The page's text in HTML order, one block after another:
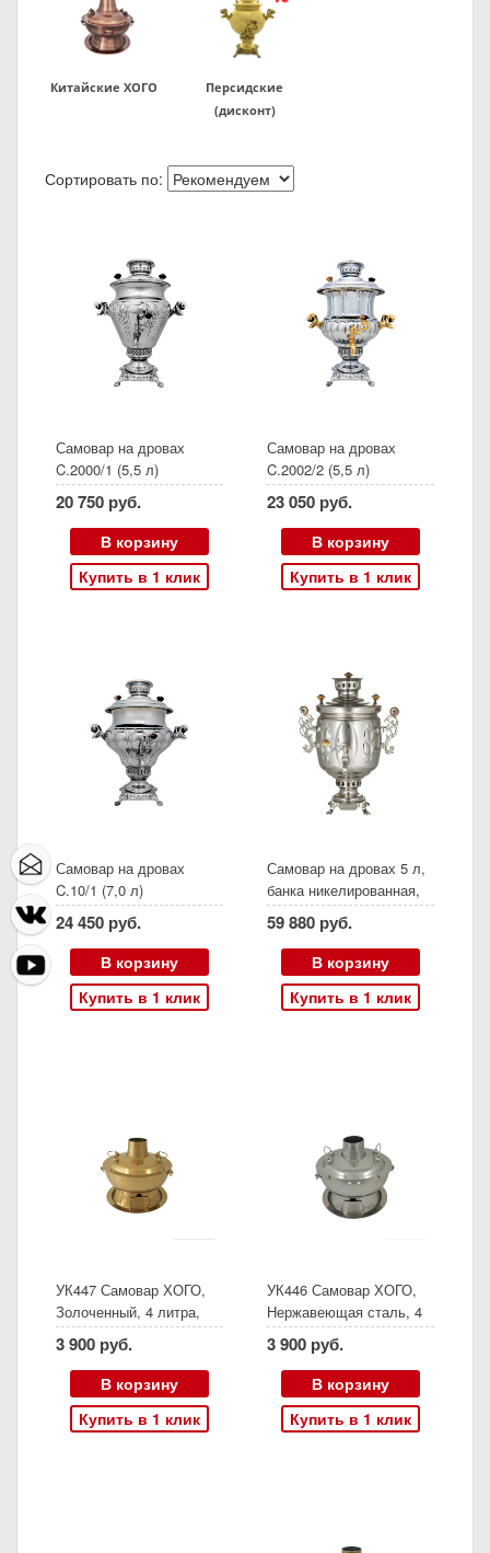
Китайские ХОГО
Персидские
(дисконт)
Сортировать по:
Самовар на дровах
C.2000/1 (5,5 л)
20 750 руб.
В корзину
Купить в 1 клик
Самовар на дровах
C.2002/2 (5,5 л)
23 050 руб.
В корзину
Купить в 1 клик
Самовар на дровах
C.10/1 (7,0 л)
24 450 руб.
В корзину
Купить в 1 клик
Самовар на дровах 5 л,
банка никелированная,
рифленая, с витыми
ручками
59 880 руб.
В корзину
Купить в 1 клик
УК447 Самовар ХОГО,
Золоченный, 4 литра,
Диаметр 34 см (Дисконт)
3 900 руб.
В корзину
Купить в 1 клик
УК446 Самовар ХОГО,
Нержавеющая сталь, 4
литра, Диаметр 34 см
(Дисконт)
3 900 руб.
В корзину
Купить в 1 клик